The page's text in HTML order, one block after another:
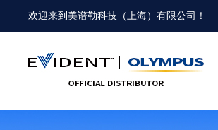
欢迎来到 美谱勒科技（上海）有限公司 ！